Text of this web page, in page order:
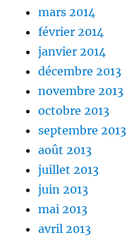
mars 2014
février 2014
janvier 2014
décembre 2013
novembre 2013
octobre 2013
septembre 2013
août 2013
juillet 2013
juin 2013
mai 2013
avril 2013